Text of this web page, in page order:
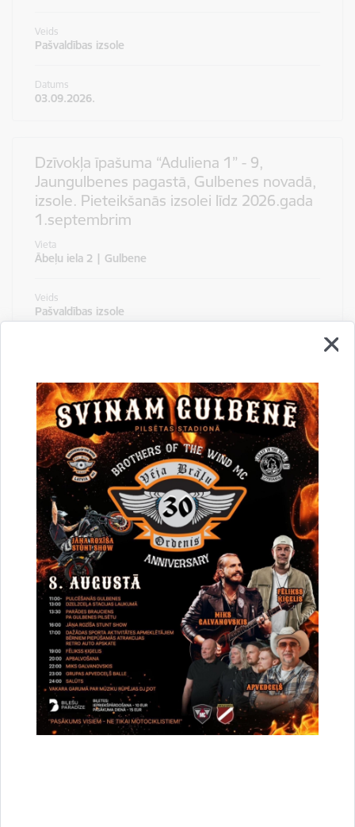
Veids
Pašvaldības izsole
Datums
03.09.2026.
Dzīvokļa īpašuma “Aduliena 1” - 9,
Jaungulbenes pagastā, Gulbenes novadā,
izsole. Pieteikšanās izsolei līdz 2026.gada
1.septembrim
Vieta
Ābeļu iela 2 | Gulbene
Veids
Pašvaldības izsole
Nekustamā īpašuma Druvienas pagastā
ar nosaukumu “Elši” izsole. Pieteikšanās
izsolei līdz 2026.gada 1.septembrim
Vieta
Ābeļu iela 2 | Gulbene
Veids
Pašvaldības izsole
Datums
03.09.2026.
Nekustamā īpašuma Jaungulbenes
pagastā ar nosaukumu “Zeme” izsole.
Pieteikšanās izsolei līdz 2026.gada
1.septembrim